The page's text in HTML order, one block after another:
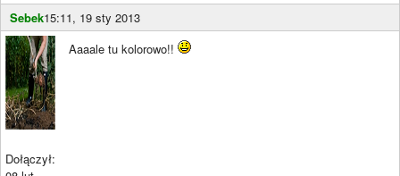
Sebek15:11, 19 sty 2013
Dołączył:
Aaaale tu kolorowo!!